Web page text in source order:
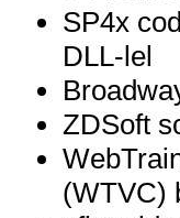
SP4x
DLL-lel
ZDSoft
(WTVC)